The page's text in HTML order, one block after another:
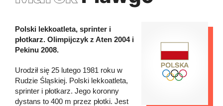
Polski lekkoatleta, sprinter i
płotkarz. Olimpijczyk z Aten 2004 i
Pekinu 2008.
Urodził się 25 lutego 1981 roku w
Rudzie Śląskiej. Polski lekkoatleta,
sprinter i płotkarz. Jego koronny
dystans to 400 m przez płotki. Jest